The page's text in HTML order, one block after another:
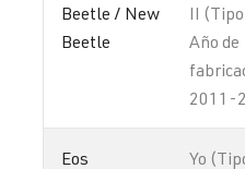
Beetle / New
Beetle
II
Año de
2011-
Eos
Yo